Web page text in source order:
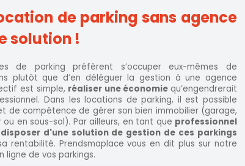
de parking sans agence
solution !
de parking préfèrent s’occuper eux-mêmes de
plutôt que d’en déléguer la gestion à une agence
est simple, réaliser une économie qu’engendrerait
Dans les locations de parking, il est possible
de compétence de gérer son bien immobilier (garage,
ou en sous-sol). Par ailleurs, en tant que professionnel
d'une solution de gestion de ces parkings
rentabilité. Prendsmaplace vous en dit plus sur notre
ligne de vos parkings.